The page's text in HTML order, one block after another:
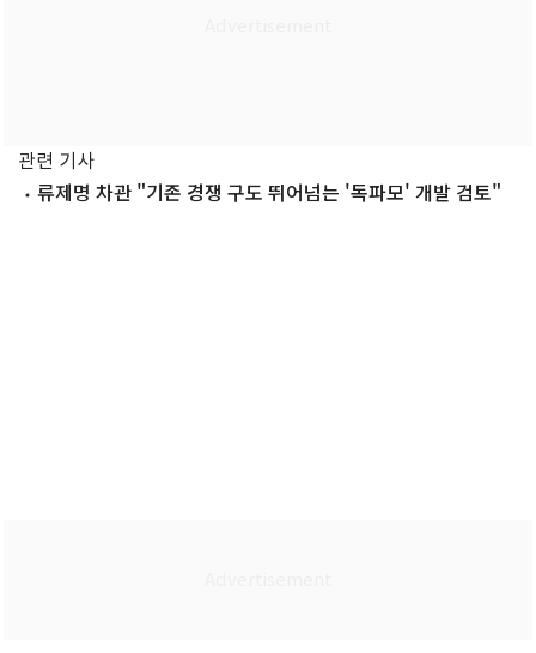
관련 기사
류제명 차관 "기존 경쟁 구도 뛰어넘는 '독파모' 개발 검토"